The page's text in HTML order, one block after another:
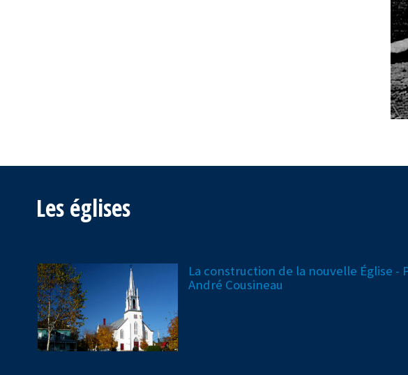
Les églises
La construction de la nouvelle Église -
André Cousineau